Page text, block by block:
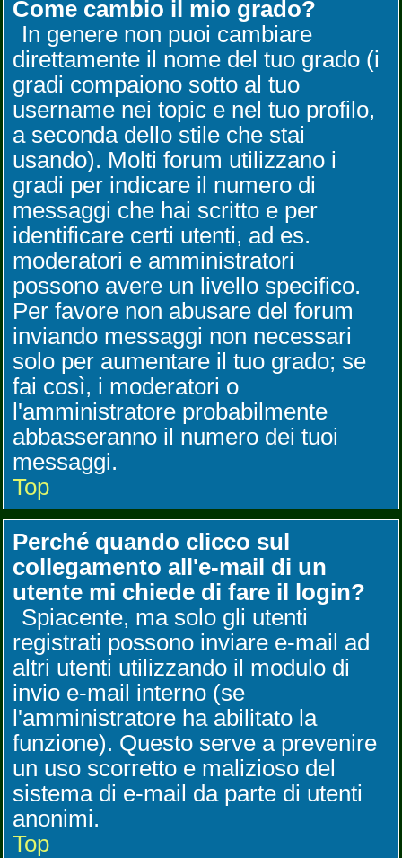
Come cambio il mio grado?
In genere non puoi cambiare
direttamente il nome del tuo grado (i
gradi compaiono sotto al tuo
username nei topic e nel tuo profilo,
a seconda dello stile che stai
usando). Molti forum utilizzano i
gradi per indicare il numero di
messaggi che hai scritto e per
identificare certi utenti, ad es.
moderatori e amministratori
possono avere un livello specifico.
Per favore non abusare del forum
inviando messaggi non necessari
solo per aumentare il tuo grado; se
fai così, i moderatori o
l'amministratore probabilmente
abbasseranno il numero dei tuoi
messaggi.
Top
Perché quando clicco sul
collegamento all'e-mail di un
utente mi chiede di fare il login?
Spiacente, ma solo gli utenti
registrati possono inviare e-mail ad
altri utenti utilizzando il modulo di
invio e-mail interno (se
l'amministratore ha abilitato la
funzione). Questo serve a prevenire
un uso scorretto e malizioso del
sistema di e-mail da parte di utenti
anonimi.
Top